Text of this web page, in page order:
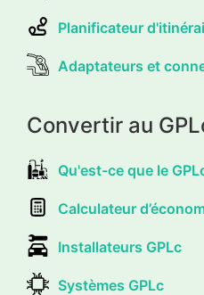
Planificateur
Adaptateurs et
Convertir au
Qu'est-ce que le
Calculateur
Installateurs GPLc
Systèmes GPLc